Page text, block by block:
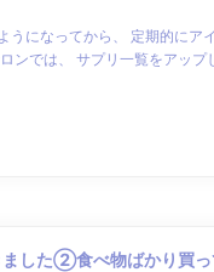
うになってから、 定期的にア
ンでは、 サプリ一覧をアップ
ました②食べ物ばかり買